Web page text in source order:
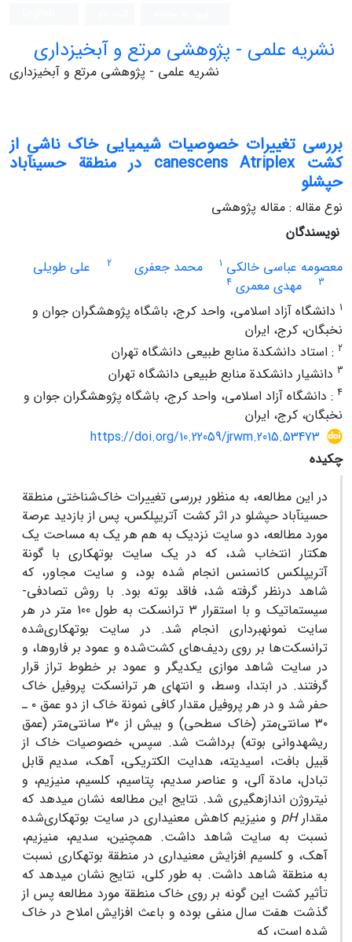
نشریه علمی - پژوهشی مرتع و آبخیزداری
نشریه علمی - پژوهشی مرتع و آبخیزداری
بررسی تغییرات خصوصیات شیمیایی خاک ناشی از
کشت canescens Atriplex در منطقة حسین‏آباد
حپشلو
نوع مقاله : مقاله پژوهشی
نویسندگان
معصومه عباسی خالکی 1 محمد جعفری 2 علی طویلی
3 مهدی معمری 4
1 دانشگاه آزاد اسلامی، واحد کرج، باشگاه پژوهشگران جوان و
نخبگان، کرج، ایران
2 : استاد دانشکدة منابع طبیعی دانشگاه تهران
3 دانشیار دانشکدة منابع طبیعی دانشگاه تهران
4 : دانشگاه آزاد اسلامی، واحد کرج، باشگاه پژوهشگران جوان و
نخبگان، کرج، ایران
https://doi.org/10.22059/jrwm.2015.53473
چکیده
در این مطالعه، به منظور بررسی تغییرات خاک‌شناختی منطقة
حسین‏آباد حپشلو در اثر کشت آتریپلکس، پس از بازدید عرصة
مورد مطالعه، دو سایت نزدیک به هم هر یک به مساحت یک
هکتار انتخاب شد، که در یک سایت بوته‏کاری با گونة
آتریپلکس کانسنس انجام شده بود، و سایت مجاور، که
شاهد درنظر گرفته شد، فاقد بوته بود. با روش تصادفی-
سیستماتیک و با استقرار 3 ترانسکت‏ به طول 100 متر در هر
سایت نمونه‏برداری انجام شد. در سایت بوته‏کاری‌شده
ترانسکت‌ها بر روی ردیف‌های کشت‌شده و عمود بر فاروها، و
در سایت شاهد موازی یکدیگر و عمود بر خطوط تراز قرار
گرفتند. در ابتدا، وسط، و انتهای هر ترانسکت پروفیل خاک
حفر شد و در هر پروفیل مقدار کافی نمونة خاک از دو عمق ۰ ـ
۳۰ سانتی‌متر (خاک سطحی) و بیش از 30 سانتی‌متر (عمق
ریشه‏دوانی بوته) برداشت شد. سپس، خصوصیات خاک‌ از
قبیل بافت، اسیدیته، هدایت الکتریکی، آهک، سدیم قابل
تبادل، مادة آلی‌، و عناصر سدیم، پتاسیم، کلسیم، منیزیم، و
نیتروژن اندازه‏گیری شد. نتایج این مطالعه نشان می‏دهد که
مقدارpH و منیزیم کاهش معنی‏داری در سایت بوته‏کاری‌شده
نسبت به سایت شاهد داشت. همچنین، سدیم، منیزیم،
آهک، و کلسیم افزایش معنی‏داری در منطقة بوته‏کاری نسبت
به منطقة شاهد داشت. به طور کلی، نتایج نشان می‏دهد که
تأثیر کشت این گونه بر روی خاک منطقة مورد مطالعه پس از
گذشت هفت سال منفی بوده و باعث افزایش املاح در خاک
شده است، که